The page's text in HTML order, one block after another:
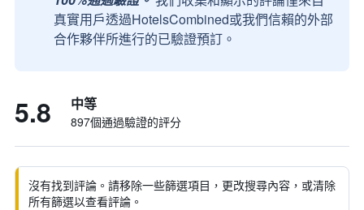
真實用戶透過HotelsCombined或我們信賴的外部
合作夥伴所進行的已驗證預訂。
5.8 中等
897個通過驗證的評分
沒有找到評論。請移除一些篩選項目，更改搜尋內容，或清除
所有篩選以查看評論。